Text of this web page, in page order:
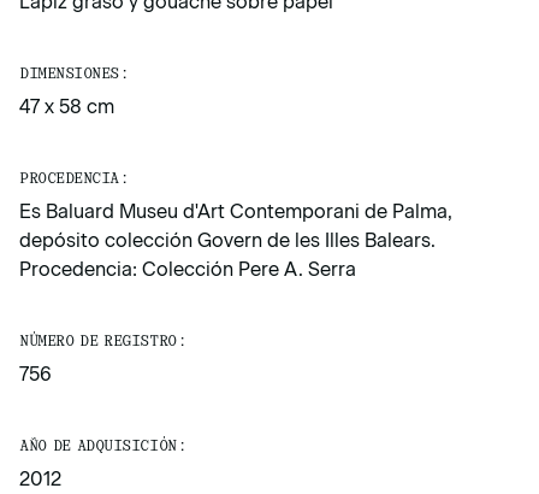
DIMENSIONES:
47 x 58 cm
PROCEDENCIA:
Es Baluard Museu d'Art Contemporani de Palma,
depósito colección Govern de les Illes Balears.
Procedencia: Colección Pere A. Serra
NÚMERO DE REGISTRO:
756
AÑO DE ADQUISICIÓN:
2012